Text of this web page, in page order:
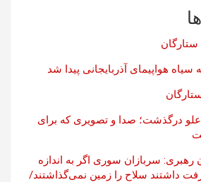
سیاه هواپیمای آذربایجانی پیدا شد
علو درگذشت؛ صدا و تصویری که برای
سربازان سوری اگر به اندازه
داشتند سلاح را زمین نمی‌گذاشتند/